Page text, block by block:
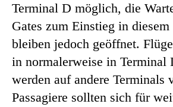
Terminal D möglich, die
Gates zum Einstieg in
bleiben jedoch geöffnet.
in normalerweise in Terminal
werden auf andere Terminals
Passagiere sollten sich für